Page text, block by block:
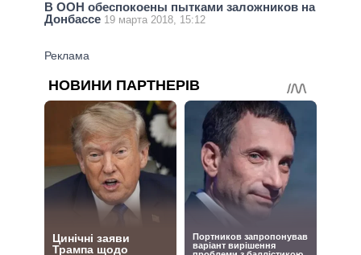
В ООН обеспокоены пытками заложников на
Донбассе 19 марта 2018, 15:12